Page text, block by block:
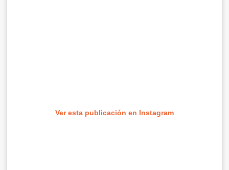
Ver esta publicación en Instagram